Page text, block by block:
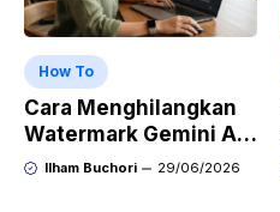
How To
Cara Menghilangkan
Watermark Gemini AI
dengan Mudah Hasil
Ilham Buchori 29/06/2026